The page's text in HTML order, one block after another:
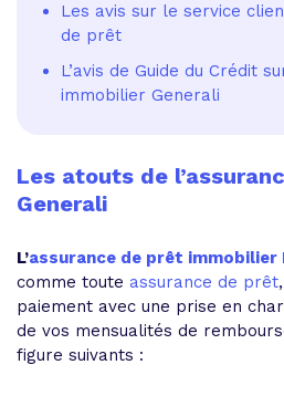
Les avis sur le service
de prêt
L’avis de Guide du Crédit
immobilier Generali
Les atouts de
Generali
L’assurance de prêt immobilier
comme toute assurance de prêt
paiement avec une prise en
de vos mensualités de
figure suivants :